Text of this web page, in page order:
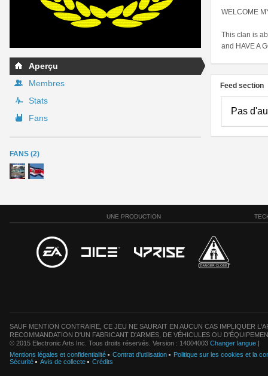
Aperçu
Membres
Stats
Fans
FANS (2)
WELCOME
This clan is
and HAVE A
Feed section
Pas
UNE PRODUCTION
SAUF MENTION CONTRAIRE, CE JEU NE SAURAIT EN AUCUN CAS IMPLIQUER
RECOMMANDATION D'UN FABRICANT D'ARMES, DE VÉHICULES OU
© 2015 Electronic Arts Inc. Tous droits réservés. Version : 14004003 Changer langue |
Mentions légales et confidentialité
Contrat d'utilisation
Politique sur les cookies et la
Sécurité
Avis de collecte Crédits